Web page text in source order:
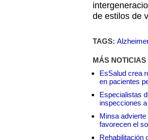
de estilos de
TAGS: Alzheimer
MÁS
EsSalud crea
en pacientes
Especialistas
inspecciones
Minsa
favorecen el
Rehabilitación